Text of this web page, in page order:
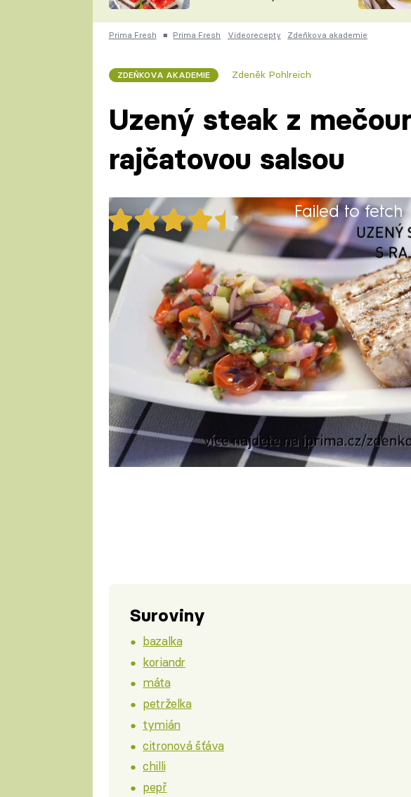
ČESKO NA TALÍŘI
KUCHAŘKA
Prima Fresh ■ Prima Fresh Videorecepty Zdeňkova akademie
ZDEŇKOVA AKADEMIE Zdeněk Pohlreich
Uzený steak z
rajčatovou salsou
Failed to fetch
34x
Připravte si uzený steak z mečouna s
1 porce
Suroviny
bazalka
koriandr
máta
petrželka
tymián
citronová šťáva
chilli
pepř